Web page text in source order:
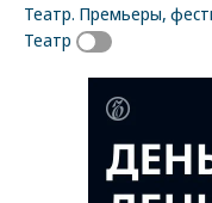
Театр. Премьеры,
Театр